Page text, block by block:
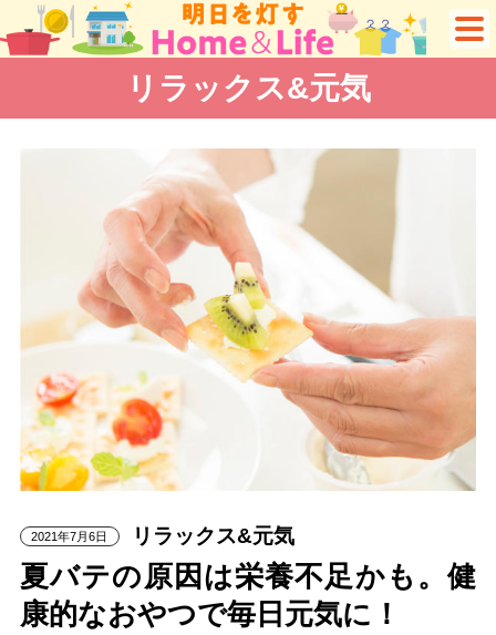
リラックス&元気
2021年7月6日 リラックス&元気
夏バテの原因は栄養不足かも。健
康的なおやつで毎日元気に！